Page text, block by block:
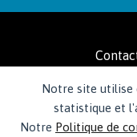
Notre site utilise
statistique et
Notre Politique de
©